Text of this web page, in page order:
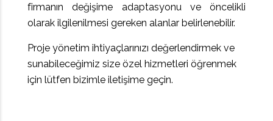
firmanın değişime adaptasyonu ve öncelikli
olarak ilgilenilmesi gereken alanlar belirlenebilir.
Proje yönetim ihtiyaçlarınızı değerlendirmek ve
sunabileceğimiz size özel hizmetleri öğrenmek
için lütfen bizimle iletişime geçin.